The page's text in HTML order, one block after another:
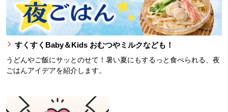
すくすくBaby＆Kids おむつやミルクなども！
うどんやご飯にサッとのせて！暑い夏にもするっと食べられる、夜
ごはんアイデアを紹介します。